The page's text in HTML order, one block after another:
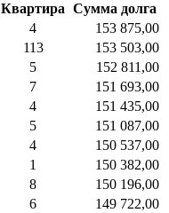
Квартира Сумма долга
4
153 875,00
113
153 503,00
5
152 811,00
7
151 693,00
4
151 435,00
5
151 087,00
4
150 537,00
1
150 382,00
8
150 196,00
6
149 722,00